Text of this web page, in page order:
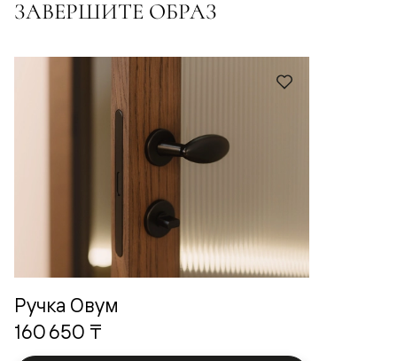
ЗАВЕРШИТЕ ОБРАЗ
Ручка Овум
160 650 ₸